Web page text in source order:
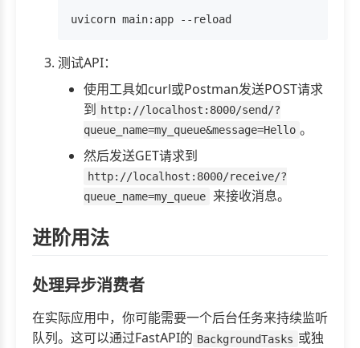
测试API：
使用工具如curl或Postman发送POST请求
到 http://localhost:8000/send/?
queue_name=my_queue&message=Hello 。
然后发送GET请求到
http://localhost:8000/receive/?
queue_name=my_queue
来接收消息。
进阶用法
处理异步消费者
在实际应用中，你可能需要一个后台任务来持续监听
队列。这可以通过FastAPI的 BackgroundTasks 或独